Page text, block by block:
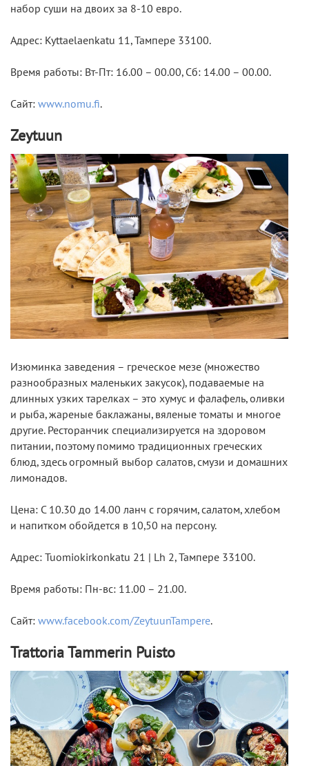
набор суши на двоих за 8-10 евро.
Адрес: Kyttaelaenkatu 11, Тампере 33100.
Время работы: Вт-Пт: 16.00 – 00.00, Сб: 14.00 – 00.00.
Сайт: www.nomu.fi.
Zeytuun
Изюминка заведения – греческое мезе (множество
разнообразных маленьких закусок), подаваемые на
длинных узких тарелках – это хумус и фалафель, оливки
и рыба, жареные баклажаны, вяленые томаты и многое
другие. Ресторанчик специализируется на здоровом
питании, поэтому помимо традиционных греческих
блюд, здесь огромный выбор салатов, смузи и домашних
лимонадов.
Цена: С 10.30 до 14.00 ланч с горячим, салатом, хлебом
и напитком обойдется в 10,50 на персону.
Адрес: Tuomiokirkonkatu 21 | Lh 2, Тампере 33100.
Время работы: Пн-вс: 11.00 – 21.00.
Сайт: www.facebook.com/ZeytuunTampere.
Trattoria Tammerin Puisto